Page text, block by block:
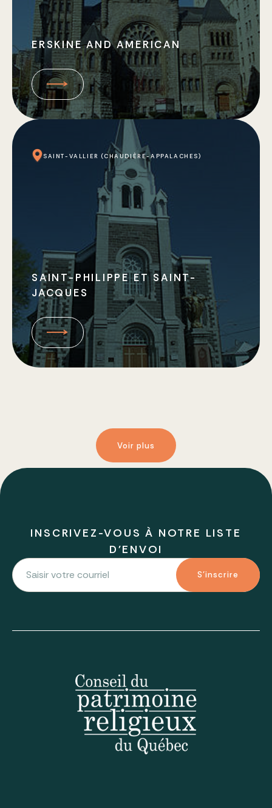
ERSKINE AND AMERICAN
SAINT-VALLIER (CHAUDIÈRE-APPALACHES)
SAINT-PHILIPPE ET SAINT-
JACQUES
Voir plus
INSCRIVEZ-VOUS À NOTRE LISTE
D'ENVOI
S'inscrire